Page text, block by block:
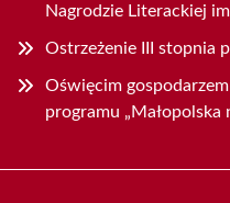
Nagrodzie Literackiej
Ostrzeżenie III stopnia
Oświęcim
programu „Małopolska